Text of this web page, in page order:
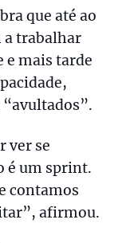
que até ao
a trabalhar
e mais tarde
ver se
é um sprint.
contamos
afirmou.